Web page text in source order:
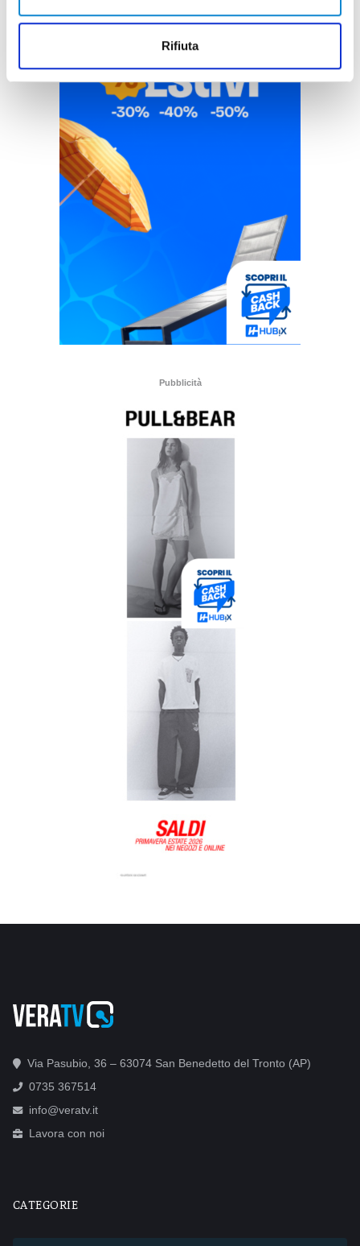
Rifiuta
Pubblicità
Via Pasubio, 36 – 63074 San Benedetto del Tronto (AP)
0735 367514
info@veratv.it
Lavora con noi
CATEGORIE